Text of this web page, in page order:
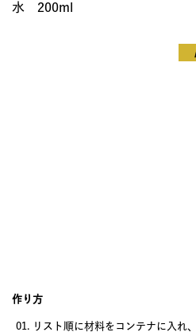
水 200ml
作り方
リスト順に材料をコンテナに入れ